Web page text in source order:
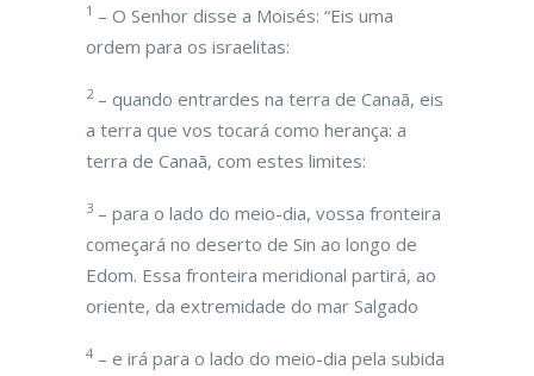
1 – O Senhor disse a Moisés: “Eis uma
ordem para os israelitas:
2– quando entrardes na terra de Canaã, eis
a terra que vos tocará como herança: a
terra de Canaã, com estes limites:
3 – para o lado do meio-dia, vossa fronteira
começará no deserto de Sin ao longo de
Edom. Essa fronteira meridional partirá, ao
oriente, da extremidade do mar Salgado
4 – e irá para o lado do meio-dia pela subida